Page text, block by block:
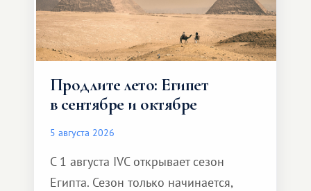
Продлите лето: Египет
в сентябре и октябре
5 августа 2026
С 1 августа IVC открывает сезон
Египта. Сезон только начинается,